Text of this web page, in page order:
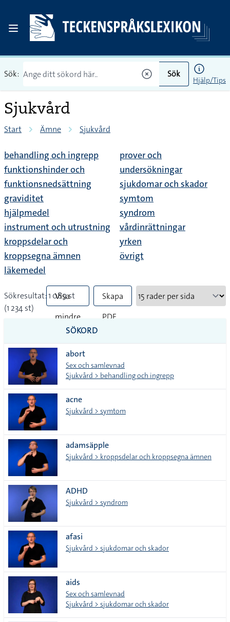
Sök: Sök
Hjälp/Tips
Sjukvård
Start Ämne Sjukvård
behandling och ingrepp
funktionshinder och
funktionsnedsättning
graviditet
hjälpmedel
instrument och utrustning
kroppsdelar och
kroppsegna ämnen
läkemedel
prover och
undersökningar
sjukdomar och skador
symtom
syndrom
vårdinrättningar
yrken
övrigt
Sökresultat: 1 089 st
(1 234 st)
Visa
mindre
tecken
Skapa
PDF
SÖKORD
abort
Sex och samlevnad
Sjukvård > behandling och ingrepp
acne
Sjukvård > symtom
adamsäpple
Sjukvård > kroppsdelar och kroppsegna ämnen
ADHD
Sjukvård > syndrom
afasi
Sjukvård > sjukdomar och skador
aids
Sex och samlevnad
Sjukvård > sjukdomar och skador